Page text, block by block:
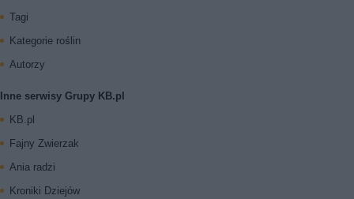
Tagi
Kategorie roślin
Autorzy
Inne serwisy Grupy KB.pl
KB.pl
Fajny Zwierzak
Ania radzi
Kroniki Dziejów